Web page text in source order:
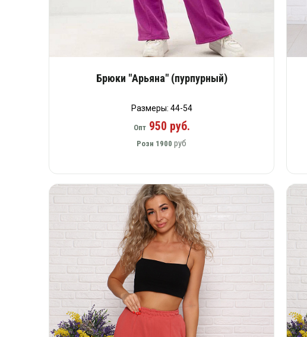
Брюки "Арьяна" (пурпурный)
Размеры: 44-54
Опт950 руб.
Розн 1900 руб